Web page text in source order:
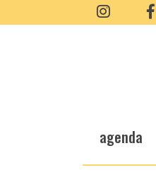
agenda